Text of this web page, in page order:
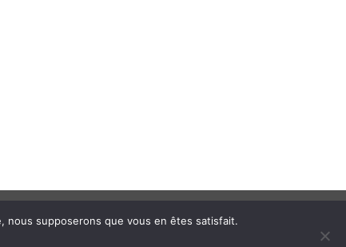
Visa PayPal Stripe MasterCard
Cash
nous supposerons que vous en êtes satisfait.